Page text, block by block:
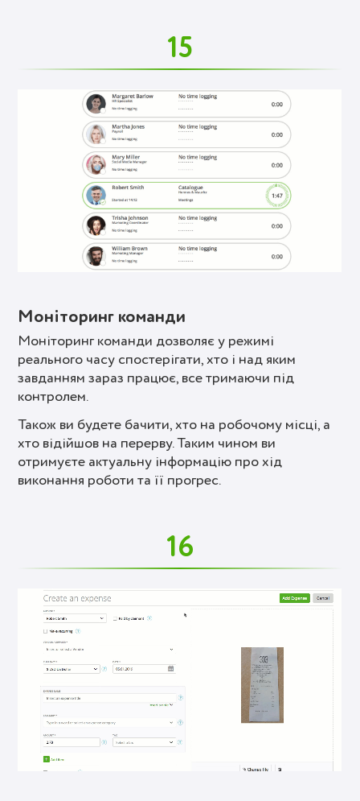
15
Моніторинг команди
Моніторинг команди дозволяє у режимі
реального часу спостерігати, хто і над яким
завданням зараз працює, все тримаючи під
контролем.
Також ви будете бачити, хто на робочому місці, а
хто відійшов на перерву. Таким чином ви
отримуєте актуальну інформацію про хід
виконання роботи та її прогрес.
16